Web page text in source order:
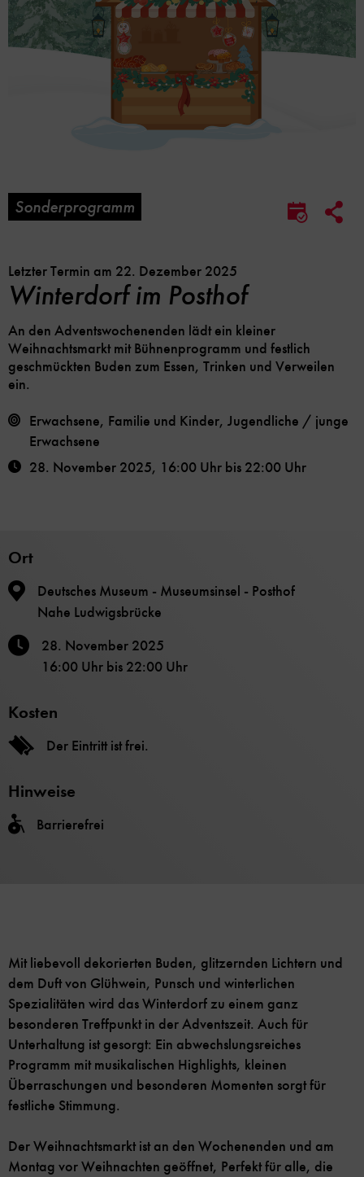
Sonderprogramm
Letzter Termin am 22. Dezember 2025
Winterdorf im Posthof
An den Adventswochenenden lädt ein kleiner
Weihnachtsmarkt mit Bühnenprogramm und festlich
geschmückten Buden zum Essen, Trinken und Verweilen
ein.
Erwachsene, Familie und Kinder, Jugendliche / junge
Erwachsene
28. November 2025, 16:00 Uhr bis 22:00 Uhr
Ort
Deutsches Museum - Museumsinsel - Posthof
Nahe Ludwigsbrücke
28. November 2025
16:00 Uhr bis 22:00 Uhr
Kosten
Der Eintritt ist frei.
Hinweise
Barrierefrei
Mit liebevoll dekorierten Buden, glitzernden Lichtern und
dem Duft von Glühwein, Punsch und winterlichen
Spezialitäten wird das Winterdorf zu einem ganz
besonderen Treffpunkt in der Adventszeit. Auch für
Unterhaltung ist gesorgt: Ein abwechslungsreiches
Programm mit musikalischen Highlights, kleinen
Überraschungen und besonderen Momenten sorgt für
festliche Stimmung.
Der Weihnachtsmarkt ist an den Wochenenden und am
Montag vor Weihnachten geöffnet, Perfekt für alle, die